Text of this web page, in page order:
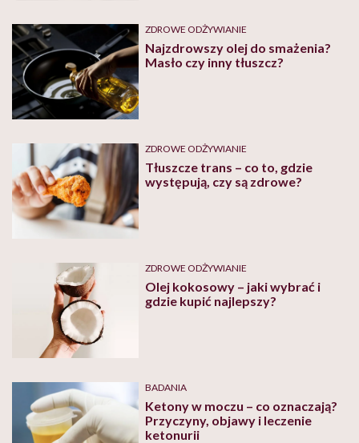
ZDROWE ODŻYWIANIE
Najzdrowszy olej do smażenia?
Masło czy inny tłuszcz?
ZDROWE ODŻYWIANIE
Tłuszcze trans – co to, gdzie
występują, czy są zdrowe?
ZDROWE ODŻYWIANIE
Olej kokosowy – jaki wybrać i
gdzie kupić najlepszy?
BADANIA
Ketony w moczu – co oznaczają?
Przyczyny, objawy i leczenie
ketonurii